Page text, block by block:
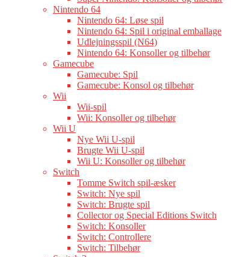
Nintendo 64
Nintendo 64: Løse spil
Nintendo 64: Spil i original emballage
Udlejningsspil (N64)
Nintendo 64: Konsoller og tilbehør
Gamecube
Gamecube: Spil
Gamecube: Konsol og tilbehør
Wii
Wii-spil
Wii: Konsoller og tilbehør
Wii U
Nye Wii U-spil
Brugte Wii U-spil
Wii U: Konsoller og tilbehør
Switch
Tomme Switch spil-æsker
Switch: Nye spil
Switch: Brugte spil
Collector og Special Editions Switch
Switch: Konsoller
Switch: Controllere
Switch: Tilbehør